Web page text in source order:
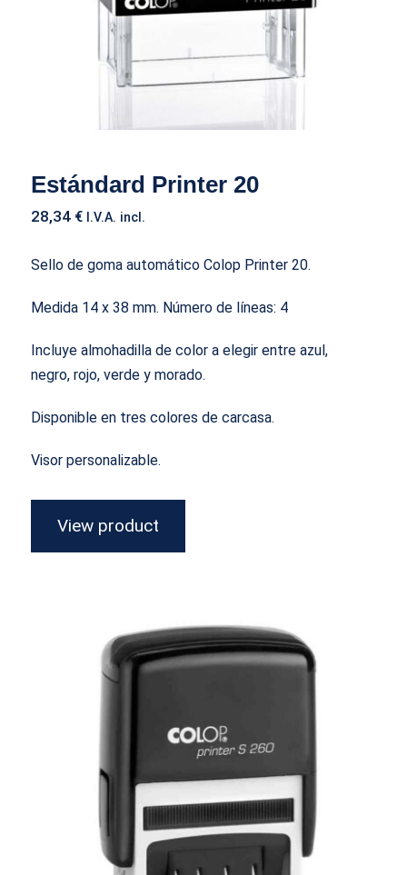
Estándard Printer 20
28,34 € I.V.A. incl.
Sello de goma automático Colop Printer 20.
Medida 14 x 38 mm. Número de líneas: 4
Incluye almohadilla de color a elegir entre azul,
negro, rojo, verde y morado.
Disponible en tres colores de carcasa.
Visor personalizable.
View product
Printer S260 Fechador